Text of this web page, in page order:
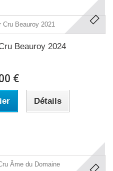
Beauroy 2024
€
Détails